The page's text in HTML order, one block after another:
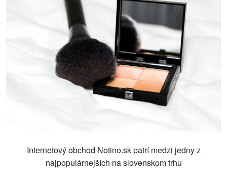
Internetový obchod Notino.sk patrí medzi jedny z
najpopulárnejších na slovenskom trhu